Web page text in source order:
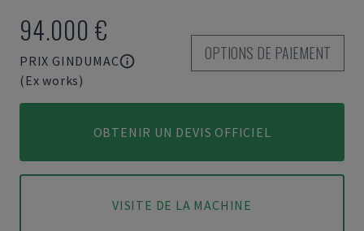
94.000 €
PRIX GINDUMAC
(Ex works)
OPTIONS DE PAIEMENT
OBTENIR UN DEVIS OFFICIEL
VISITE DE LA MACHINE